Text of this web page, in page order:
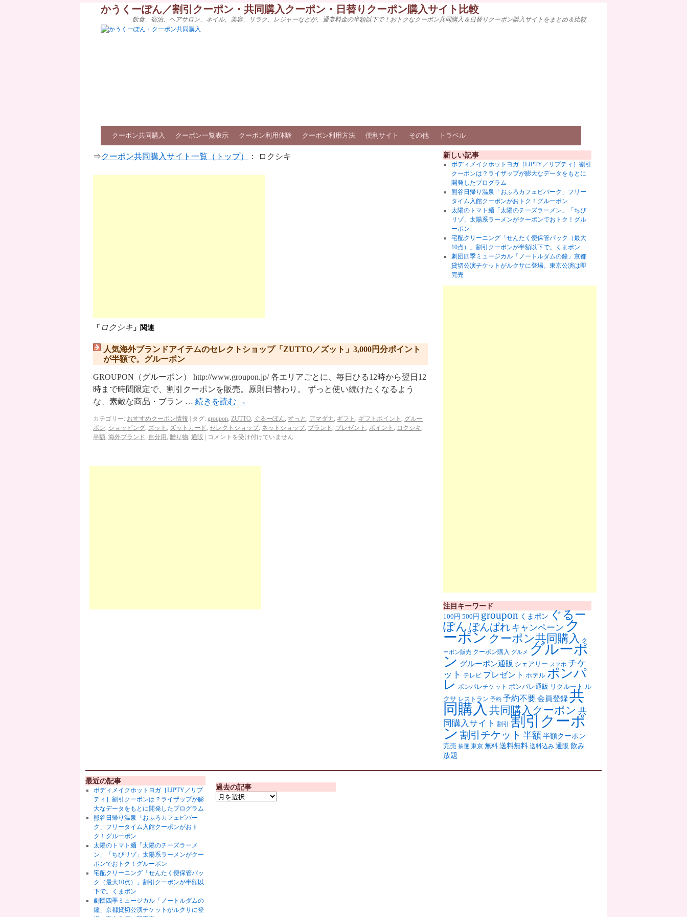
かうくーぽん／割引クーポン・共同購入クーポン・日替りクーポン購入サイト比較
飲食、宿泊、ヘアサロン、ネイル、美容、リラク、レジャーなどが、通常料金の半額以下で！おトクなクーポン共同購入＆日替りクーポン購入サイトをまとめ＆比較
クーポン共同購入 クーポン一覧表示 クーポン利用体験 クーポン利用方法 便利サイト その他 トラベル
⇒クーポン共同購入サイト一覧（トップ） ： ロクシキ
「 ロクシキ 」関連
人気海外ブランドアイテムのセレクトショップ「ZUTTO／ズット」3,000円分ポイント
が半額で。グルーポン
GROUPON（グルーポン） http://www.groupon.jp/ 各エリアごとに、毎日ひる12時から翌日12
時まで時間限定で、割引クーポンを販売。原則日替わり。 ずっと使い続けたくなるよう
な、素敵な商品・ブラン … 続きを読む →
カテゴリー: おすすめクーポン情報 タグ: groupon, ZUTTO, ぐるーぽん, ずっと , アマダナ, ギフト , ギフトポイント , グルー
ポン, ショッピング, ズット , ズットカード, セレクトショップ, ネットショップ, ブランド, プレゼント , ポイント , ロクシキ,
半額, 海外ブランド, 自分用 , 贈り物, 通販 コメントを受け付けていません
新しい記事
ボディメイクホットヨガ［LIPTY／リプティ］割引
クーポンは？ライザップが膨大なデータをもとに
開発したプログラム
熊谷日帰り温泉「おふろカフェビバーク」フリー
タイム入館クーポンがおトク！グルーポン
太陽のトマト麺「太陽のチーズラーメン」「ちび
リゾ」太陽系ラーメンがクーポンでおトク！グル
ーポン
宅配クリーニング「せんたく便保管パック（最大
10点）」割引クーポンが半額以下で。くまポン
劇団四季ミュージカル「ノートルダムの鐘」京都
貸切公演チケットがルクサに登場。東京公演は即
完売
注目キーワード
100円 500円 groupon くまポン ぐるー
ぽん ぽんぱれ キャンペーン ク
ーポン クーポン共同購入 ク
ーポン販売 クーポン購入 グルメ グルーポ
ン グルーポン通販 シェアリー スマホ チケ
ット テレビ プレゼント ホテル ポンパ
レ ポンパレチケット ポンパレ通販 リクルート ル
クサ レストラン 予約 予約不要会員登録共
同購入 共同購入クーポン 共
同購入サイト 割引 割引クーポ
ン 割引チケット 半額 半額クーポン
完売 抽選 東京 無料 送料無料 送料込み 通販 飲み
放題
最近の記事
ボディメイクホットヨガ［LIPTY／リプ
ティ］割引クーポンは？ライザップが膨
大なデータをもとに開発したプログラム
熊谷日帰り温泉「おふろカフェビバー
ク」フリータイム入館クーポンがおト
ク！グルーポン
太陽のトマト麺「太陽のチーズラーメ
ン」「ちびリゾ」太陽系ラーメンがクー
ポンでおトク！グルーポン
宅配クリーニング「せんたく便保管パッ
ク（最大10点）」割引クーポンが半額以
下で。くまポン
劇団四季ミュージカル「ノートルダムの
鐘」京都貸切公演チケットがルクサに登
過去の記事